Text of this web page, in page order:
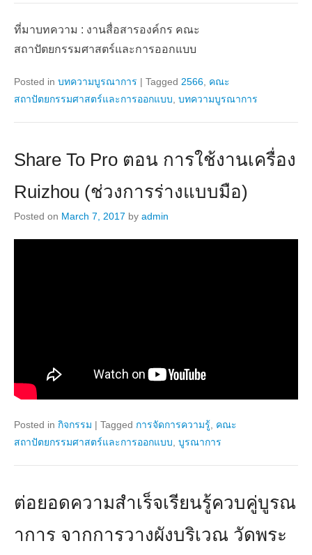
ที่มาบทความ : งานสื่อสารองค์กร คณะ
สถาปัตยกรรมศาสตร์และการออกแบบ
Posted in บทความบูรณาการ | Tagged 2566, คณะ
สถาปัตยกรรมศาสตร์และการออกแบบ, บทความบูรณาการ
Share To Pro ตอน การใช้งานเครื่อง
Ruizhou (ช่วงการร่างแบบมือ)
Posted on March 7, 2017 by admin
Posted in กิจกรรม | Tagged การจัดการความรู้
คณะ
สถาปัตยกรรมศาสตร์และการออกแบบ บูรณาการ
ต่อยอดความสำเร็จเรียนรู้ควบคู่บูรณ
าการ จากการวางผังบริเวณ วัดพระ